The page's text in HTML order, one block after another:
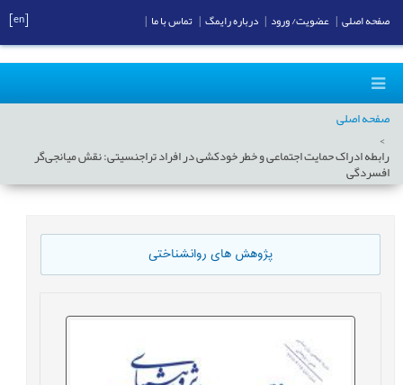
صفحه اصلی
رابطه ادراک حمایت اجتماعی و خطر خودکشی در افراد تراجنسیتی: نقش میانجی‌گر
افسردگی
پژوهش های روانشناختی
صفحه اصلی عضویت/ ورود درباره رایمگ تماس با ما